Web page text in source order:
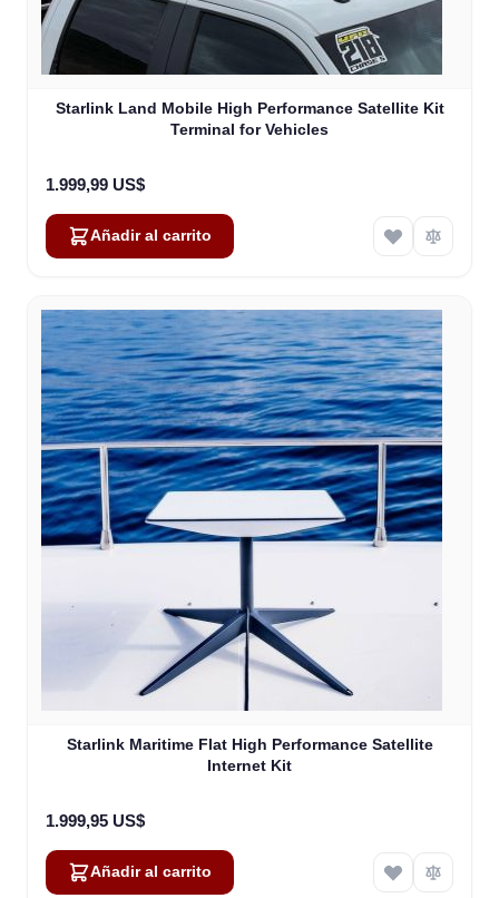
Starlink Land Mobile High Performance Satellite Kit
Terminal for Vehicles
1.999,99 US$
Añadir al carrito
Starlink Maritime Flat High Performance Satellite
Internet Kit
1.999,95 US$
Añadir al carrito